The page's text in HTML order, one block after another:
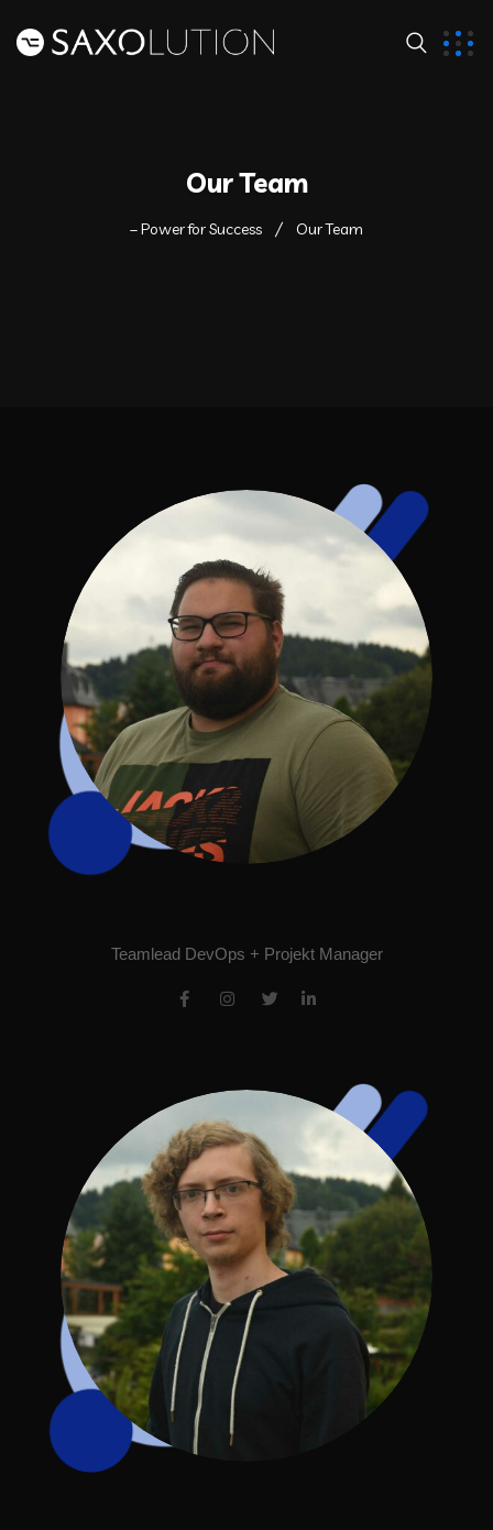
Our Team
– Power for Success Our Team
Teamlead DevOps + Projekt Manager